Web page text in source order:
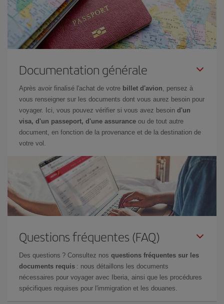
Documentation générale
Après avoir finalisé l'achat de votre billet d'avion, pensez à
vous renseigner sur les documents dont vous aurez besoin pour
voyager. Ici, vous pouvez vérifier si vous avez besoin d'un
visa, d'un passeport, d'une assurance ou de tout autre
document, en fonction de la provenance et de la destination de
votre vol.
Questions fréquentes (FAQ)
Des questions ? Consultez nos questions fréquentes sur les
documents requis : nous détaillons les documents
nécessaires pour voyager avec Iberia, ainsi que les procédures
spécifiques requises pour l'immigration et les douanes.